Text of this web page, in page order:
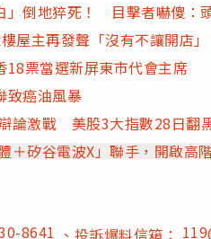
」倒地猝死！ 目擊者嚇傻：
屋主再發聲「沒有不讓開店
票當選新屏東市代會主席
致癌油風暴
論激戰 美股3大指數28日翻
＋矽谷電波X」聯手，開啟高
8641 、投訴爆料信箱：